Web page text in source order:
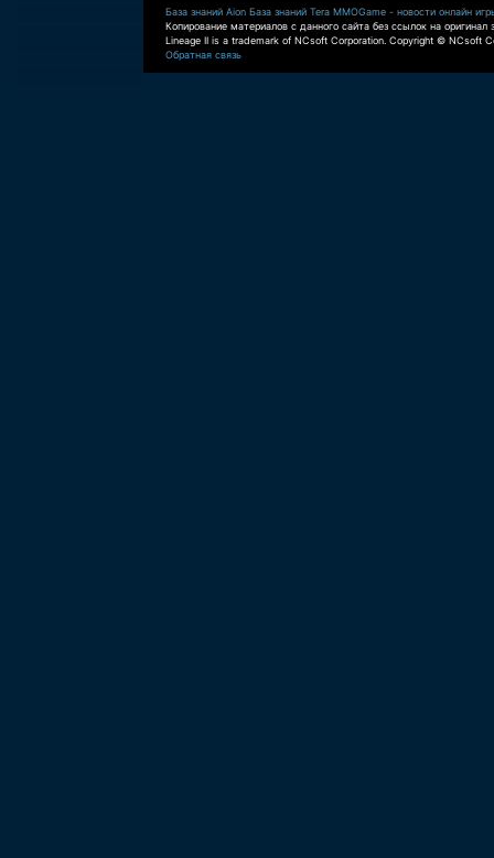
База знаний Aion База знаний Tera MMOGame - новости онлайн
Копирование материалов с данного сайта без ссылок на оригинал
Lineage II is a trademark of NCsoft Corporation. Copyright © NCsoft
Обратная связь